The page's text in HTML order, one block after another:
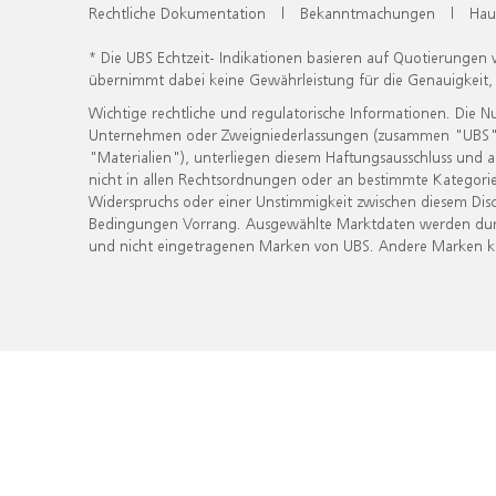
Rechtliche Dokumentation | Bekanntmachungen |
* Die UBS Echtzeit- Indikationen basieren auf
übernimmt dabei keine Gewährleistung für die
Wichtige rechtliche und regulatorische Informationen. Die
Unternehmen oder Zweigniederlassungen (zusammen
"Materialien"), unterliegen diesem Haftungsausschluss
nicht in allen Rechtsordnungen oder an bestimmte
Widerspruchs oder einer Unstimmigkeit zwischen diesem
Bedingungen Vorrang. Ausgewählte Marktdaten werden
und nicht eingetragenen Marken von UBS. Andere Marken